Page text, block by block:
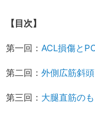
【目次】
第一回： ACL損傷と
第二回： 外側広筋斜
第三回： 大腿直筋の